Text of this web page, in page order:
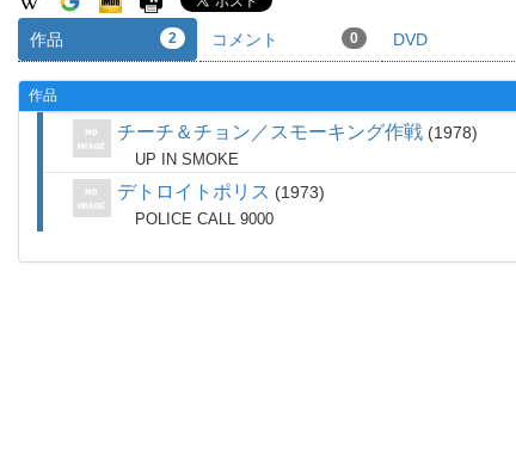
作品 2 コメント 0 DVD
作品
チーチ＆チョン／スモーキング作戦 1978
UP IN SMOKE
デトロイトポリス 1973
POLICE CALL 9000